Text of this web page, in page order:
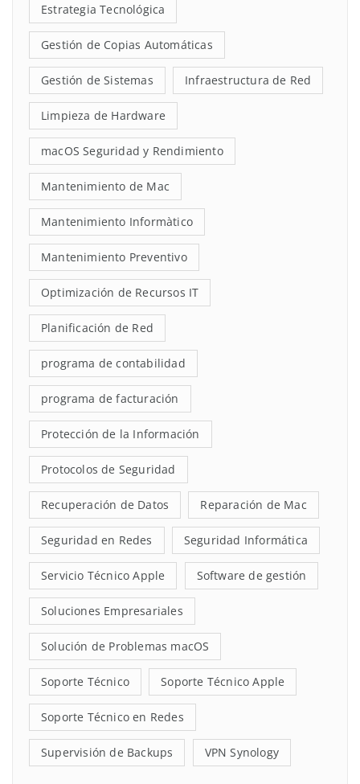
Estrategia Tecnológica
Gestión de Copias Automáticas
Gestión de Sistemas Infraestructura de Red
Limpieza de Hardware
macOS Seguridad y Rendimiento
Mantenimiento de Mac
Mantenimiento Informàtico
Mantenimiento Preventivo
Optimización de Recursos IT
Planificación de Red
programa de contabilidad
programa de facturación
Protección de la Información
Protocolos de Seguridad
Recuperación de Datos Reparación de Mac
Seguridad en Redes Seguridad Informática
Servicio Técnico Apple Software de gestión
Soluciones Empresariales
Solución de Problemas macOS
Soporte Técnico Soporte Técnico Apple
Soporte Técnico en Redes
Supervisión de Backups VPN Synology